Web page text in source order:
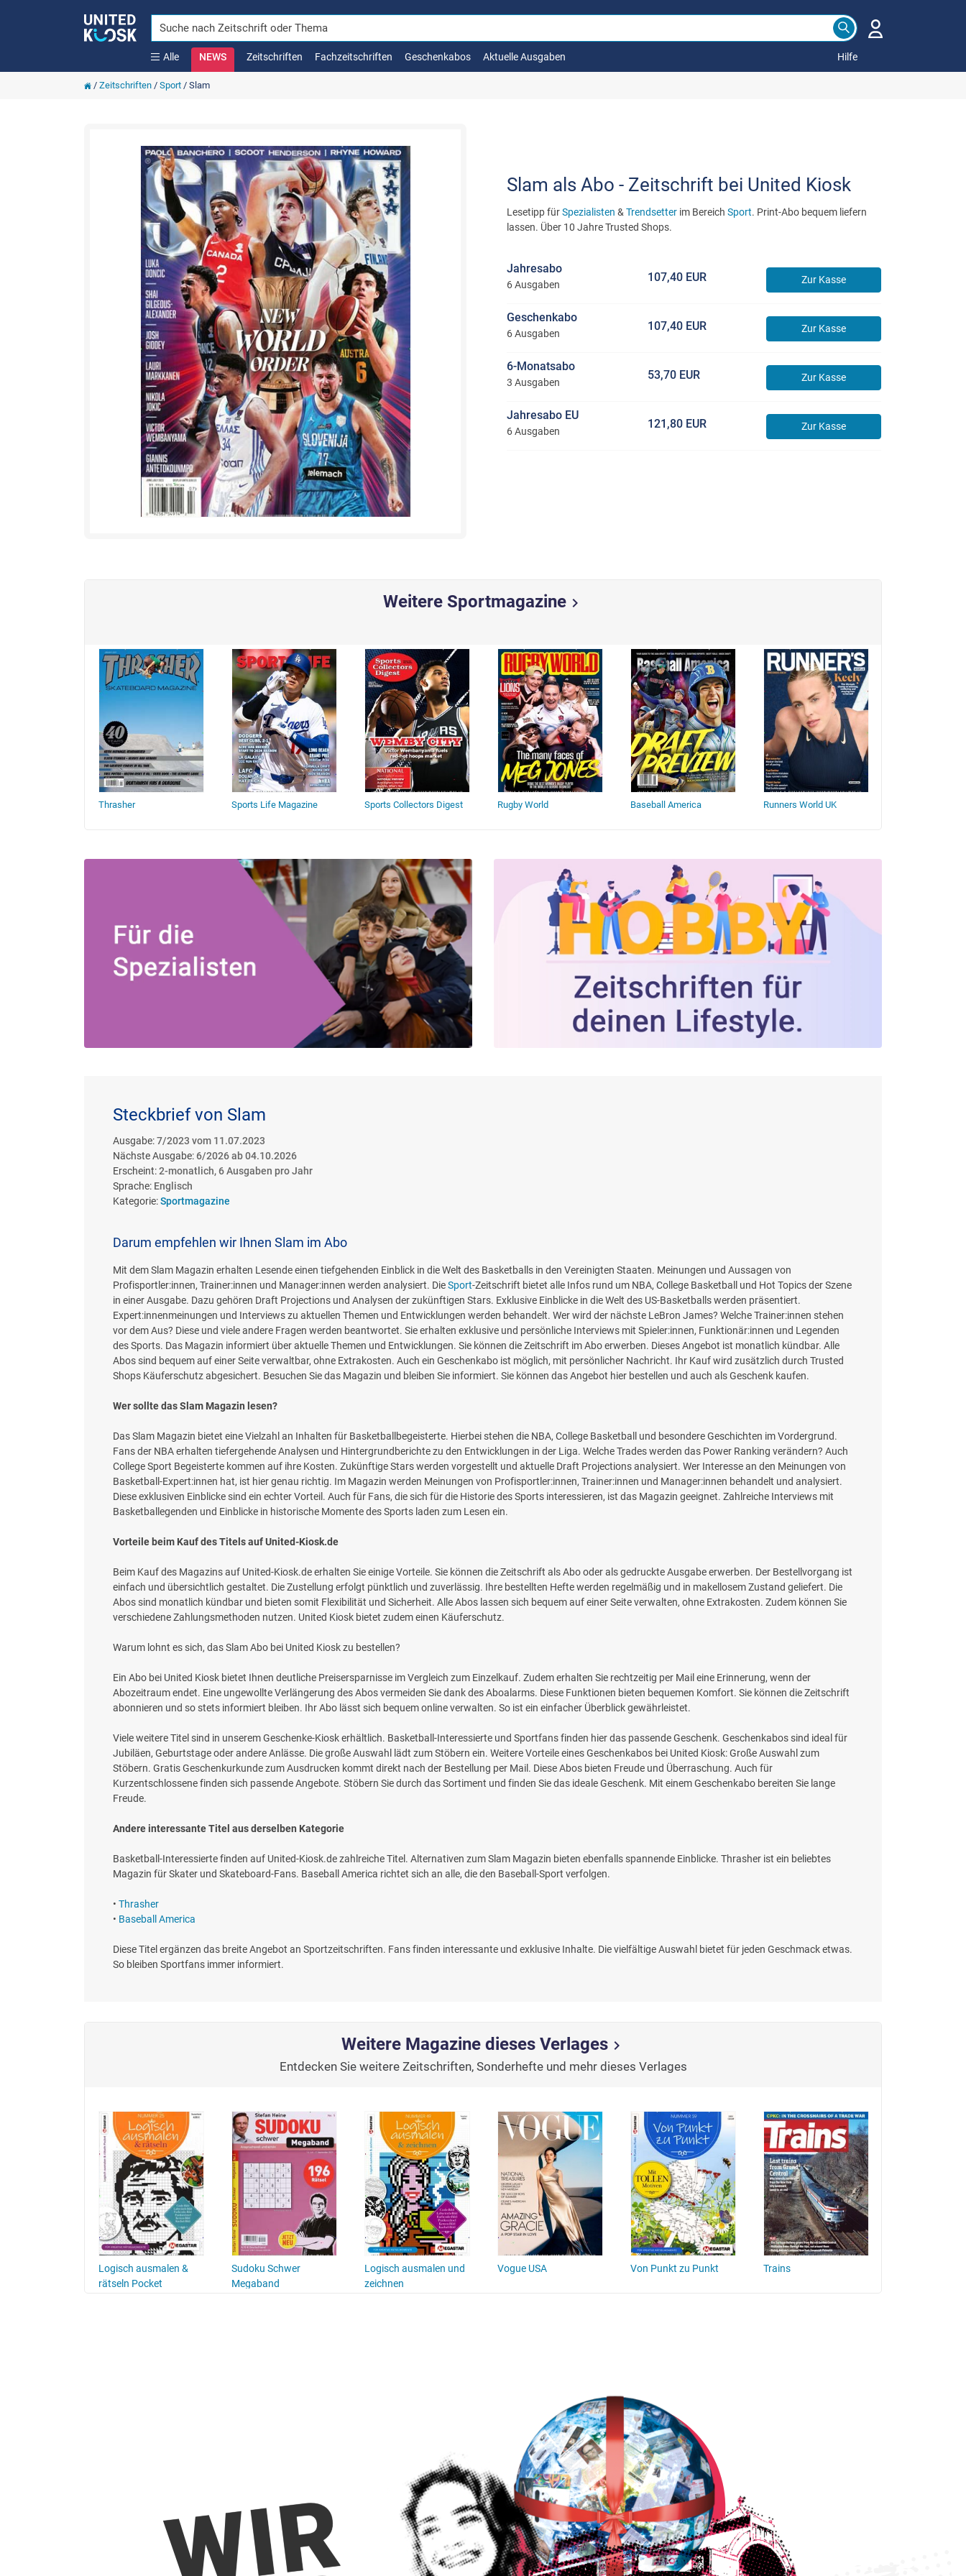
Alle NEWS Zeitschriften Fachzeitschriften Geschenkabos Aktuelle Ausgaben Hilfe
/ Zeitschriften/ Sport/ Slam
Slam als Abo - Zeitschrift bei United Kiosk
Lesetipp fürSpezialisten & Trendsetterim Bereich Sport. Print-Abo bequem liefern
lassen. Über 10 Jahre Trusted Shops.
Jahresabo
6 Ausgaben Zur Kasse
107,40 EUR
Geschenkabo
6 Ausgaben Zur Kasse
107,40 EUR
6-Monatsabo
3 Ausgaben Zur Kasse
53,70 EUR
Jahresabo EU
6 Ausgaben Zur Kasse
121,80 EUR
Weitere Sportmagazinechevron_right
Thrasher Sports Life Magazine Sports Collectors Digest Rugby World Baseball America Runners World UK
Steckbrief von Slam
Ausgabe:7/2023 vom 11.07.2023
Nächste Ausgabe:6/2026 ab 04.10.2026
Erscheint:2-monatlich, 6 Ausgaben pro Jahr
Sprache: Englisch
Kategorie:Sportmagazine
Darum empfehlen wir Ihnen Slam im Abo
Mit dem Slam Magazin erhalten Lesende einen tiefgehenden Einblick in die Welt des Basketballs in den Vereinigten Staaten. Meinungen und Aussagen von
Profisportler:innen, Trainer:innen und Manager:innen werden analysiert. DieSport-Zeitschrift bietet alle Infos rund um NBA, College Basketball und Hot Topics der Szene
in einer Ausgabe. Dazu gehören Draft Projections und Analysen der zukünftigen Stars. Exklusive Einblicke in die Welt des US-Basketballs werden präsentiert.
Expert:innenmeinungen und Interviews zu aktuellen Themen und Entwicklungen werden behandelt. Wer wird der nächste LeBron James? Welche Trainer:innen stehen
vor dem Aus? Diese und viele andere Fragen werden beantwortet. Sie erhalten exklusive und persönliche Interviews mit Spieler:innen, Funktionär:innen und Legenden
des Sports. Das Magazin informiert über aktuelle Themen und Entwicklungen. Sie können die Zeitschrift im Abo erwerben. Dieses Angebot ist monatlich kündbar. Alle
Abos sind bequem auf einer Seite verwaltbar, ohne Extrakosten. Auch ein Geschenkabo ist möglich, mit persönlicher Nachricht. Ihr Kauf wird zusätzlich durch Trusted
Shops Käuferschutz abgesichert. Besuchen Sie das Magazin und bleiben Sie informiert. Sie können das Angebot hier bestellen und auch als Geschenk kaufen.
Wer sollte das Slam Magazin lesen?
Das Slam Magazin bietet eine Vielzahl an Inhalten für Basketballbegeisterte. Hierbei stehen die NBA, College Basketball und besondere Geschichten im Vordergrund.
Fans der NBA erhalten tiefergehende Analysen und Hintergrundberichte zu den Entwicklungen in der Liga. Welche Trades werden das Power Ranking verändern? Auch
College Sport Begeisterte kommen auf ihre Kosten. Zukünftige Stars werden vorgestellt und aktuelle Draft Projections analysiert. Wer Interesse an den Meinungen von
Basketball-Expert:innen hat, ist hier genau richtig. Im Magazin werden Meinungen von Profisportler:innen, Trainer:innen und Manager:innen behandelt und analysiert.
Diese exklusiven Einblicke sind ein echter Vorteil. Auch für Fans, die sich für die Historie des Sports interessieren, ist das Magazin geeignet. Zahlreiche Interviews mit
Basketballegenden und Einblicke in historische Momente des Sports laden zum Lesen ein.
Vorteile beim Kauf des Titels auf United-Kiosk.de
Beim Kauf des Magazins auf United-Kiosk.de erhalten Sie einige Vorteile. Sie können die Zeitschrift als Abo oder als gedruckte Ausgabe erwerben. Der Bestellvorgang ist
einfach und übersichtlich gestaltet. Die Zustellung erfolgt pünktlich und zuverlässig. Ihre bestellten Hefte werden regelmäßig und in makellosem Zustand geliefert. Die
Abos sind monatlich kündbar und bieten somit Flexibilität und Sicherheit. Alle Abos lassen sich bequem auf einer Seite verwalten, ohne Extrakosten. Zudem können Sie
verschiedene Zahlungsmethoden nutzen. United Kiosk bietet zudem einen Käuferschutz.
Warum lohnt es sich, das Slam Abo bei United Kiosk zu bestellen?
Ein Abo bei United Kiosk bietet Ihnen deutliche Preisersparnisse im Vergleich zum Einzelkauf. Zudem erhalten Sie rechtzeitig per Mail eine Erinnerung, wenn der
Abozeitraum endet. Eine ungewollte Verlängerung des Abos vermeiden Sie dank des Aboalarms. Diese Funktionen bieten bequemen Komfort. Sie können die Zeitschrift
abonnieren und so stets informiert bleiben. Ihr Abo lässt sich bequem online verwalten. So ist ein einfacher Überblick gewährleistet.
Viele weitere Titel sind in unserem Geschenke-Kiosk erhältlich. Basketball-Interessierte und Sportfans finden hier das passende Geschenk. Geschenkabos sind ideal für
Jubiläen, Geburtstage oder andere Anlässe. Die große Auswahl lädt zum Stöbern ein. Weitere Vorteile eines Geschenkabos bei United Kiosk: Große Auswahl zum
Stöbern. Gratis Geschenkurkunde zum Ausdrucken kommt direkt nach der Bestellung per Mail. Diese Abos bieten Freude und Überraschung. Auch für
Kurzentschlossene finden sich passende Angebote. Stöbern Sie durch das Sortiment und finden Sie das ideale Geschenk. Mit einem Geschenkabo bereiten Sie lange
Freude.
Andere interessante Titel aus derselben Kategorie
Basketball-Interessierte finden auf United-Kiosk.de zahlreiche Titel. Alternativen zum Slam Magazin bieten ebenfalls spannende Einblicke. Thrasher ist ein beliebtes
Magazin für Skater und Skateboard-Fans. Baseball America richtet sich an alle, die den Baseball-Sport verfolgen.
• Thrasher
• Baseball America
Diese Titel ergänzen das breite Angebot an Sportzeitschriften. Fans finden interessante und exklusive Inhalte. Die vielfältige Auswahl bietet für jeden Geschmack etwas.
So bleiben Sportfans immer informiert.
Weitere Magazine dieses Verlageschevron_right
Entdecken Sie weitere Zeitschriften, Sonderhefte und mehr dieses Verlages
Logisch ausmalen &
rätseln Pocket
Sudoku Schwer
Megaband
Logisch ausmalen und
zeichnen
Vogue USA Von Punkt zu Punkt Trains